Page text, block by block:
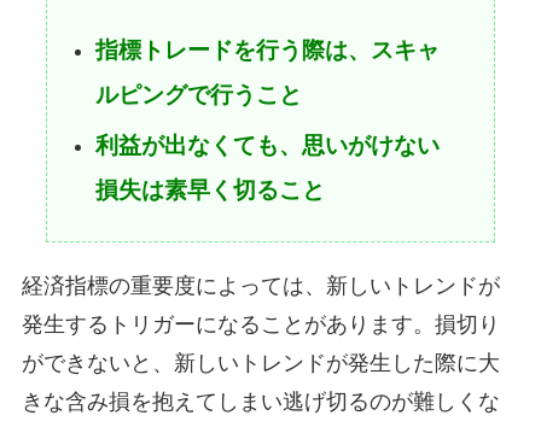
指標トレードを行う際は、スキャ
ルピングで行うこと
利益が出なくても、思いがけない
損失は素早く切ること
経済指標の重要度によっては、新しいトレンドが
発生するトリガーになることがあります。損切り
ができないと、新しいトレンドが発生した際に大
きな含み損を抱えてしまい逃げ切るのが難しくな